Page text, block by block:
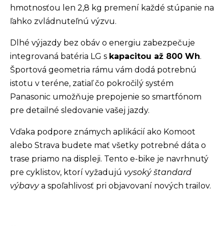
hmotnosťou len 2,8 kg premení každé stúpanie na
ľahko zvládnuteľnú výzvu.
Dlhé výjazdy bez obáv o energiu zabezpečuje
integrovaná batéria LG s kapacitou až 800 Wh.
Športová geometria rámu vám dodá potrebnú
istotu v teréne, zatiaľ čo pokročilý systém
Panasonic umožňuje prepojenie so smartfónom
pre detailné sledovanie vašej jazdy.
Vďaka podpore známych aplikácií ako Komoot
alebo Strava budete mať všetky potrebné dáta o
trase priamo na displeji. Tento e-bike je navrhnutý
pre cyklistov, ktorí vyžadujú vysoký štandard
výbavya spoľahlivosť pri objavovaní nových trailov.